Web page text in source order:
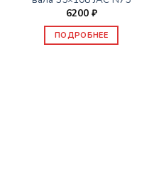
6200 ₽
ПОДРОБНЕЕ